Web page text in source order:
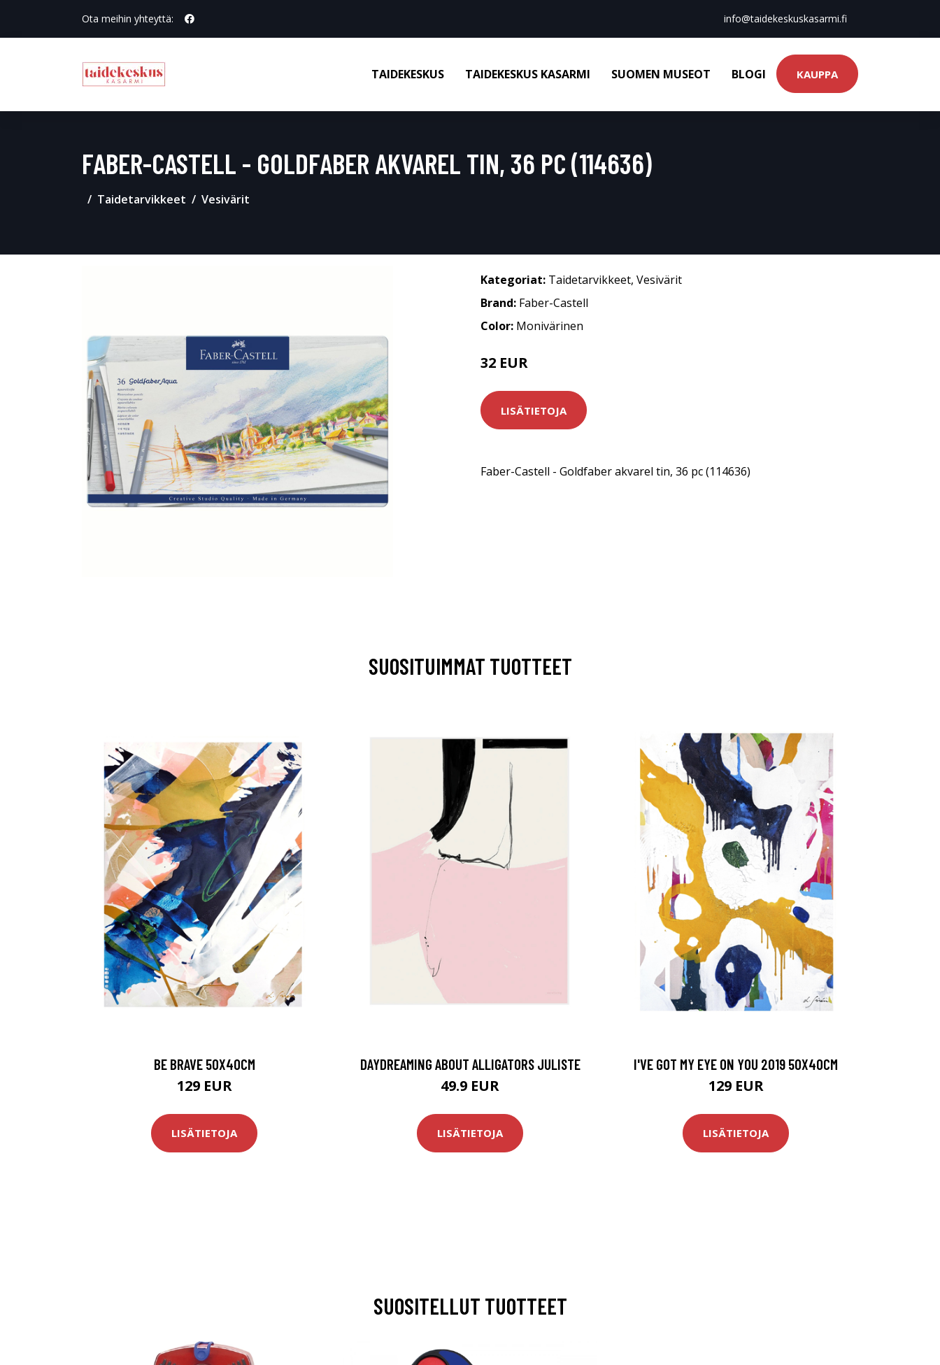
Ota meihin yhteyttä: info@taidekeskuskasarmi.fi
TAIDEKESKUS TAIDEKESKUS KASARMI SUOMEN MUSEOT BLOGI KAUPPA
FABER-CASTELL - GOLDFABER AKVAREL TIN, 36 PC (114636)
Taidetarvikkeet Vesivärit
Kategoriat: Taidetarvikkeet, Vesivärit
Brand: Faber-Castell
Color: Monivärinen
32 EUR
LISÄTIETOJA
Faber-Castell - Goldfaber akvarel tin, 36 pc (114636)
SUOSITUIMMAT TUOTTEET
BE BRAVE 50X40CM
129 EUR
LISÄTIETOJA
DAYDREAMING ABOUT ALLIGATORS JULISTE
49.9 EUR
LISÄTIETOJA
I'VE GOT MY EYE ON YOU 2019 50X40CM
129 EUR
LISÄTIETOJA
SUOSITELLUT TUOTTEET